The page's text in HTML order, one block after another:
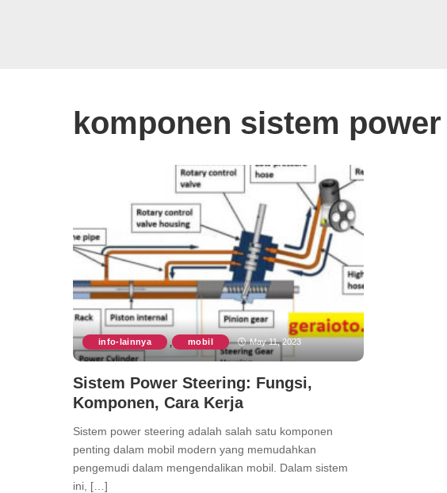
komponen sistem
info-lainnya , mobil May 11, 2023
Sistem Power Steering: Fungsi,
Komponen, Cara Kerja
Sistem power steering adalah salah satu komponen
penting dalam mobil modern yang memudahkan
pengemudi dalam mengendalikan mobil. Dalam sistem
ini, […]